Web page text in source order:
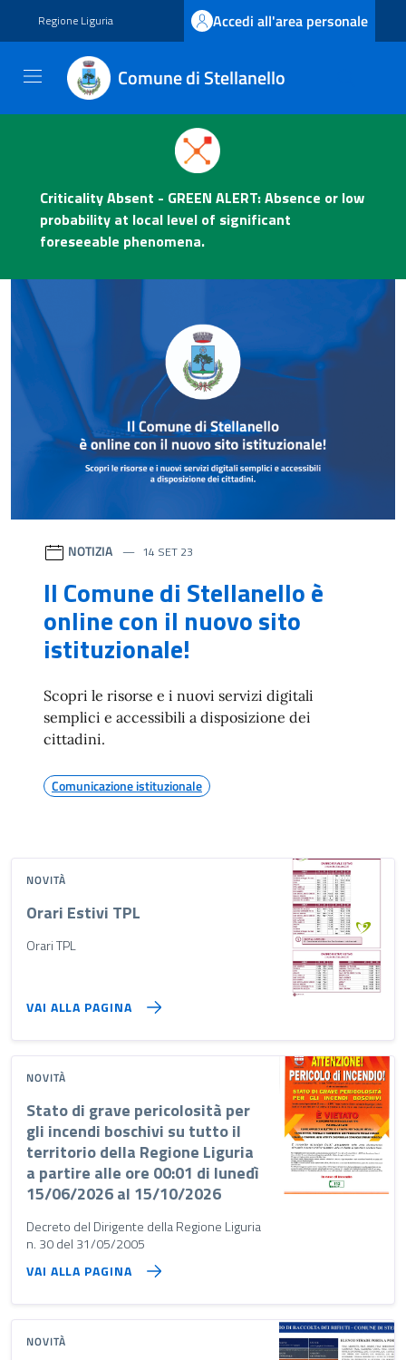
Regione Liguria Accedi all'area personale
Comune di Stellanello
Comune di Stellanello
Contenuti in evidenza
Novità in evidenza
NOTIZIA 14 SET 23
Il Comune di Stellanello è
online con il nuovo sito
istituzionale!
Scopri le risorse e i nuovi servizi digitali
semplici e accessibili a disposizione dei
cittadini.
Comunicazione istituzionale
NOVITÀ
Orari Estivi TPL
Orari TPL
VAI ALLA PAGINA
NOVITÀ
Stato di grave pericolosità per
gli incendi boschivi su tutto il
territorio della Regione Liguria
a partire alle ore 00:01 di lunedì
15/06/2026 al 15/10/2026
Decreto del Dirigente della Regione Liguria
n. 30 del 31/05/2005
VAI ALLA PAGINA
NOVITÀ